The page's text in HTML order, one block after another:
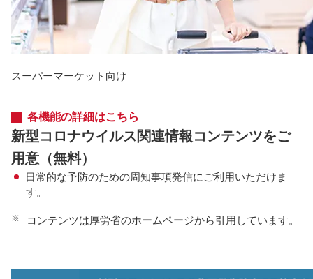
スーパーマーケット向け
各機能の詳細はこちら
新型コロナウイルス関連情報コンテンツをご
用意（無料）
日常的な予防のための周知事項発信にご利用いただけま
す。
※ コンテンツは厚労省のホームページから引用しています。